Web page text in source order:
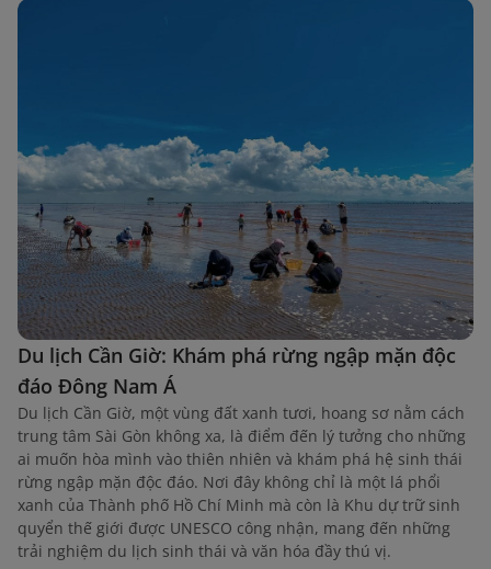
Du lịch Cần Giờ: Khám phá rừng ngập mặn độc
đáo Đông Nam Á
Du lịch Cần Giờ, một vùng đất xanh tươi, hoang sơ nằm cách
trung tâm Sài Gòn không xa, là điểm đến lý tưởng cho những
ai muốn hòa mình vào thiên nhiên và khám phá hệ sinh thái
rừng ngập mặn độc đáo. Nơi đây không chỉ là một lá phổi
xanh của Thành phố Hồ Chí Minh mà còn là Khu dự trữ sinh
quyển thế giới được UNESCO công nhận, mang đến những
trải nghiệm du lịch sinh thái và văn hóa đầy thú vị.